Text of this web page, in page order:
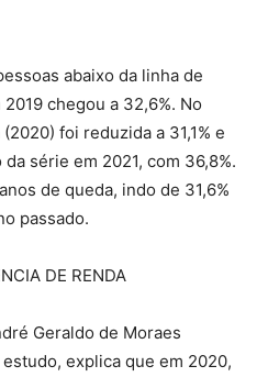
abaixo da linha de
chegou a 32,6%. No
foi reduzida a 31,1% e
série em 2021, com 36,8%.
de queda, indo de 31,6%
passado.
DE RENDA
Geraldo de Moraes
explica que em 2020,